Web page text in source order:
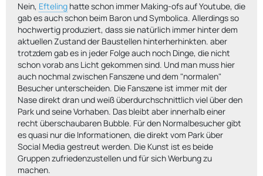
Nein, Efteling hatte schon immer Making-ofs auf Youtube, die
gab es auch schon beim Baron und Symbolica. Allerdings so
hochwertig produziert, dass sie natürlich immer hinter dem
aktuellen Zustand der Baustellen hinterherhinkten. aber
trotzdem gab es in jeder Folge auch noch Dinge, die nicht
schon vorab ans Licht gekommen sind. Und man muss hier
auch nochmal zwischen Fanszene und dem "normalen"
Besucher unterscheiden. Die Fanszene ist immer mit der
Nase direkt dran und weiß überdurchschnittlich viel über den
Park und seine Vorhaben. Das bleibt aber innerhalb einer
recht überschaubaren Bubble. Für den Normalbesucher gibt
es quasi nur die Informationen, die direkt vom Park über
Social Media gestreut werden. Die Kunst ist es beide
Gruppen zufriedenzustellen und für sich Werbung zu
machen.